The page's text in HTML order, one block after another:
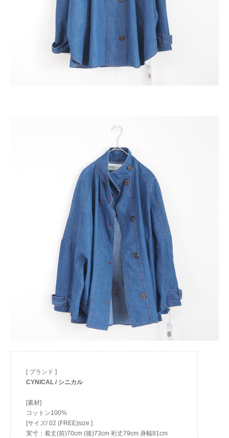
[ ブランド ]
CYNICAL / シニカル
[素材]
コットン100%
[サイズ/ 02 (FREE)size ]
実寸：着丈(前)70cm (後)73cm 裄丈79cm 身幅81cm